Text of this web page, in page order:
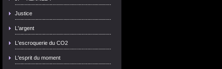
Justice
L'argent
L'escroquerie du CO2
L'esprit du moment